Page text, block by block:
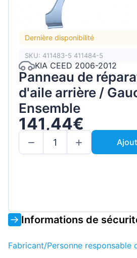
Dernière disponibilité
SKU: 411483-5 411484-5
KIA CEED 2006-2012
Panneau de
d'aile arrière /
Ensemble
141,44€
Informations de
Fabricant/Personne responsable